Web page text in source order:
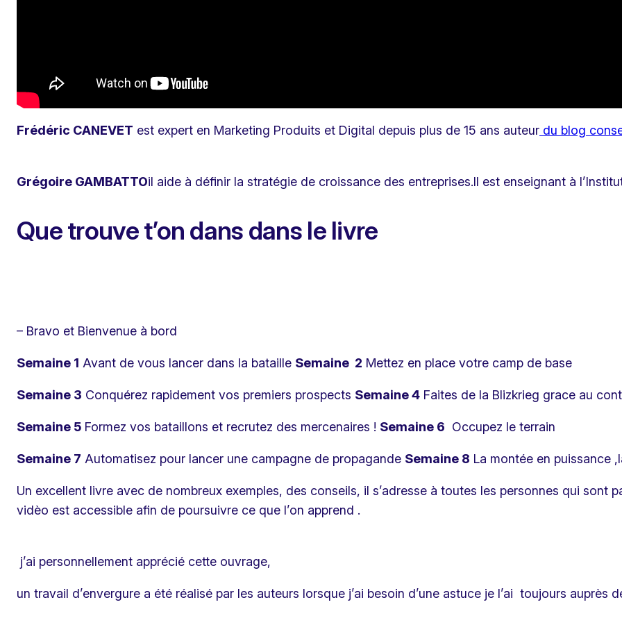
Frédéric CANEVET est expert en Marketing Produits et Digital depuis plus de 15 ans auteur du blog
Grégoire GAMBATTOil aide à définir la stratégie de croissance des entreprises.Il est enseignant à
Que trouve t’on dans dans le livre
– Bravo et Bienvenue à bord
Semaine 1 Avant de vous lancer dans la bataille Semaine 2 Mettez en place votre camp de base
Semaine 3 Conquérez rapidement vos premiers prospects Semaine 4 Faites de la Blizkrieg grace au
Semaine 5 Formez vos bataillons et recrutez des mercenaires ! Semaine 6 Occupez le terrain
Semaine 7 Automatisez pour lancer une campagne de propagande Semaine 8 La montée en puissance
Un excellent livre avec de nombreux exemples, des conseils, il s’adresse à toutes les personnes qui sont
vidèo est accessible afin de poursuivre ce que l’on apprend .
j’ai personnellement apprécié cette ouvrage,
un travail d’envergure a été réalisé par les auteurs lorsque j’ai besoin d’une astuce je l’ai toujours auprès